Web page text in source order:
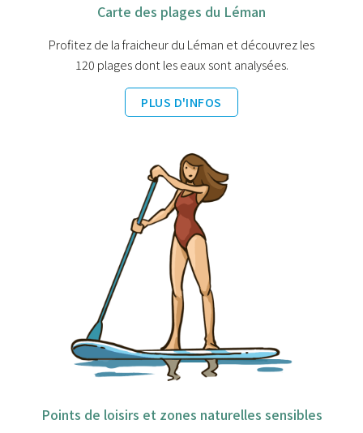
Carte des plages du Léman
Profitez de la fraicheur du Léman et découvrez les
120 plages dont les eaux sont analysées.
PLUS D'INFOS
Points de loisirs et zones naturelles sensibles